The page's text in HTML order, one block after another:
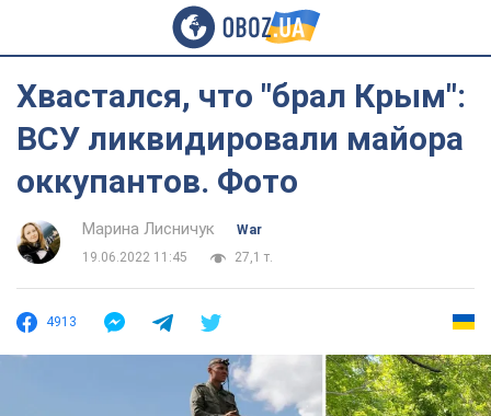
Хвастался, что "брал Крым":
ВСУ ликвидировали майора
оккупантов. Фото
Марина Лисничук
War
19.06.2022 11:45
27,1 т.
4913